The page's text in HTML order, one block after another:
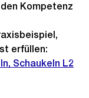
Kompetenz
erfüllen:
Schaukeln L2